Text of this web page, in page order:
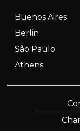
Buenos Aires
Berlin
São Paulo
Athens